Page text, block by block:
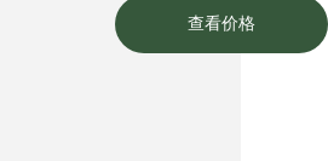
查看价格